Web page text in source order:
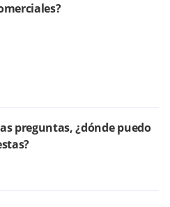
preguntas, ¿dónde puedo